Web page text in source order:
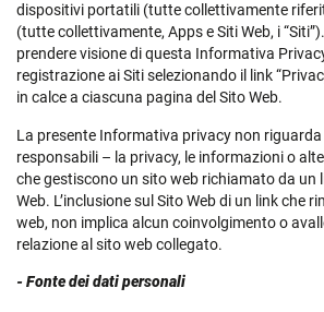
dispositivi portatili (tutte collettivamente
(tutte collettivamente, Apps e Siti Web, i
prendere visione di questa Informativa
registrazione ai Siti selezionando il link
in calce a ciascuna pagina del Sito Web.
La presente Informativa privacy non
responsabili – la privacy, le informazioni o
che gestiscono un sito web richiamato da un
Web. L’inclusione sul Sito Web di un link che
web, non implica alcun coinvolgimento o
relazione al sito web collegato.
- Fonte dei dati personali